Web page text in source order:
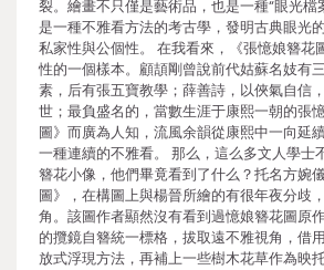
裂。繪畫不只僅是藝術品，也是一種“眼光檔
是一種不雅看方法的考古學，發明古典眼光
私家性與公個性。 在我看來，《張憶娘簪花
性的一個樣本。顧頡剛曾說前代姑蘇名妓有
素，后有張五寶教學；薛善詩，以俠氣自信
世；最負盛名的，當數生涯于康熙一朝的張
圖》而廣為人知，流風余韻從康熙中一向延
一種連續的不雅看。 那么，這么多文人學士
簪花小像，他們畢竟看到了什么？托名方婉
圖》，在構圖上與楊晉所繪的有很年夜分歧
角。該圖作者顯然沒有看到過憶娘簪花圖原
的攬鏡自簪統一標格，拔取遠不雅視角，借
放式浮現方法，再補上一些樹木花草作為映